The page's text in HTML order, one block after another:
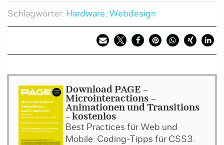
Schlagwörter: Hardware, Webdesign
Download PAGE -
Microinteractions -
Animationen und Transitions
- kostenlos
Best Practices für Web und
Mobile. Coding-Tipps für CSS3.